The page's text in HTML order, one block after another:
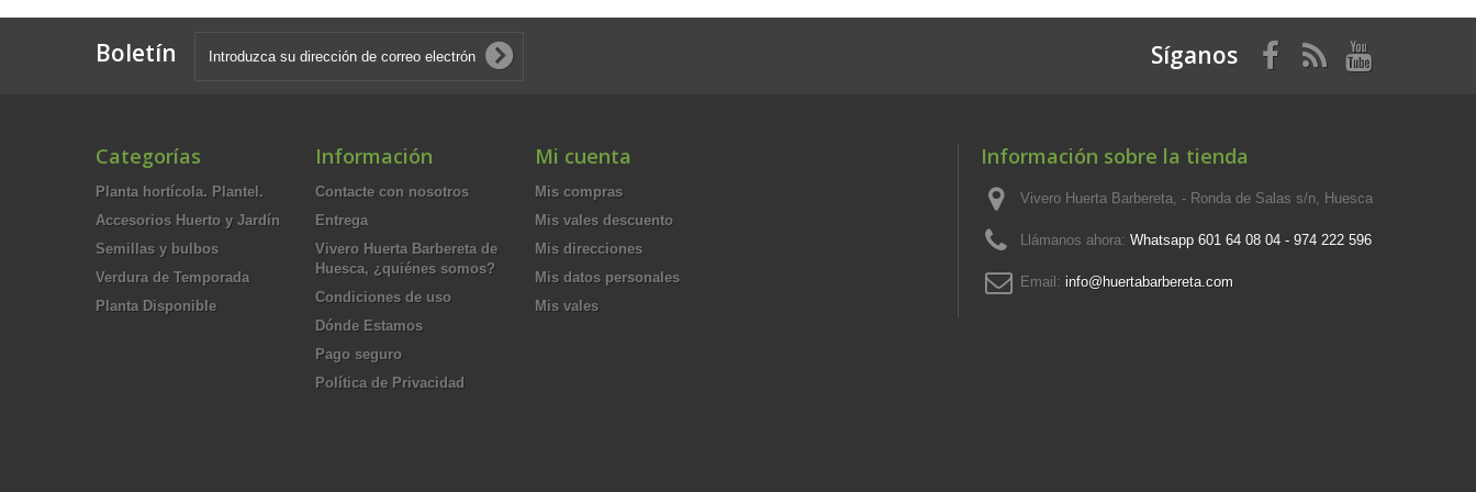
Boletín Síganos
Categorías
Planta hortícola. Plantel.
Accesorios Huerto y Jardín
Semillas y bulbos
Verdura de Temporada
Planta Disponible
Información
Contacte con nosotros
Entrega
Vivero Huerta Barbereta de
Huesca, ¿quiénes somos?
Condiciones de uso
Dónde Estamos
Pago seguro
Política de Privacidad
Mi cuenta
Mis compras
Mis vales descuento
Mis direcciones
Mis datos personales
Mis vales
Información sobre la tienda
Vivero Huerta Barbereta, - Ronda de Salas s/n, Huesca
Llámanos ahora: Whatsapp 601 64 08 04 - 974 222 596
Email: info@huertabarbereta.com